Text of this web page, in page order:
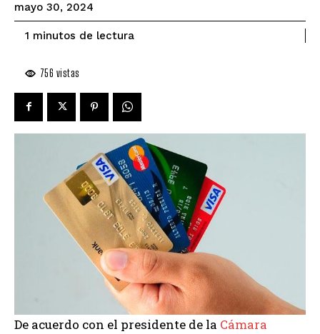
mayo 30, 2024
1 minutos de lectura
756 vistas
De acuerdo con el presidente de la Cámara